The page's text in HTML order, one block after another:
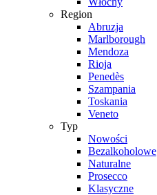
Region
Abruzja
Marlborough
Mendoza
Rioja
Penedès
Szampania
Toskania
Veneto
Typ
Nowości
Bezalkoholowe
Naturalne
Prosecco
Klasyczne